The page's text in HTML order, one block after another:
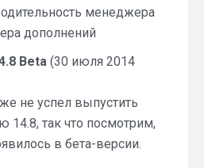
менеджера
дополнений
Beta (30 июля 2014
не успел выпустить
14.8, так что посмотрим,
в бета-версии.